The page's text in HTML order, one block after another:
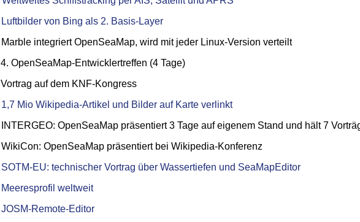
Luftbilder von Bing als 2. Basis-Layer
Marble integriert OpenSeaMap, wird mit jeder Linux-Version verteilt
4. OpenSeaMap-Entwicklertreffen (4 Tage)
Vortrag auf dem KNF-Kongress
1,7 Mio Wikipedia-Artikel und Bilder auf Karte verlinkt
INTERGEO: OpenSeaMap präsentiert 3 Tage auf eigenem Stand und hält 7
WikiCon: OpenSeaMap präsentiert bei Wikipedia-Konferenz
SOTM-EU: technischer Vortrag über Wassertiefen und SeaMapEditor
Meeresprofil weltweit
JOSM-Remote-Editor